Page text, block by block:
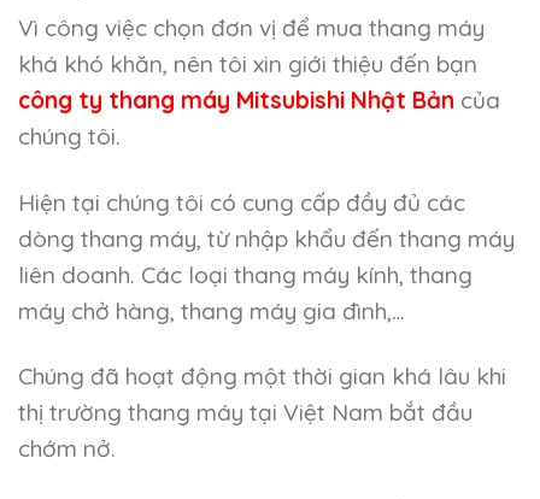
Vì công việc chọn đơn vị để mua thang máy
khá khó khăn, nên tôi xin giới thiệu đến bạn
công ty thang máy Mitsubishi Nhật Bản của
chúng tôi.
Hiện tại chúng tôi có cung cấp đầy đủ các
dòng thang máy, từ nhập khẩu đến thang máy
liên doanh. Các loại thang máy kính, thang
máy chở hàng, thang máy gia đình,…
Chúng đã hoạt động một thời gian khá lâu khi
thị trường thang máy tại Việt Nam bắt đầu
chớm nở.